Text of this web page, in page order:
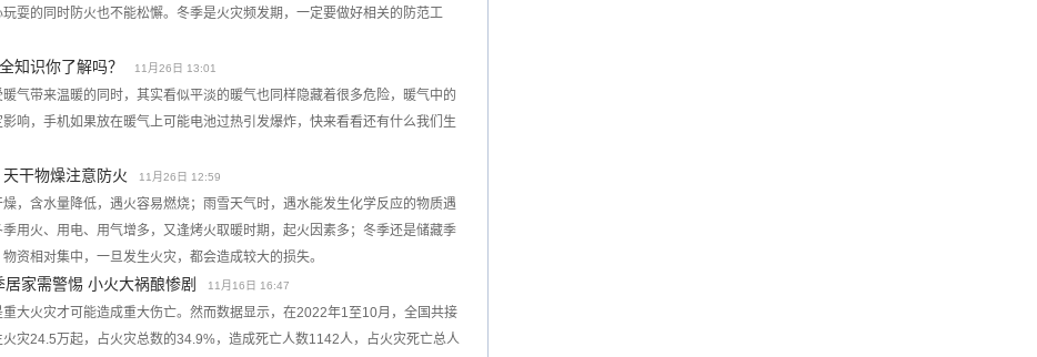
耍的同时防火也不能松懈。冬季是火灾频发期，一定要做好相关的防范工
知识你了解吗？ 11月26日 13:01
气带来温暖的同时，其实看似平淡的暖气也同样隐藏着很多危险，暖气中的
响，手机如果放在暖气上可能电池过热引发爆炸，快来看看还有什么我们生
干物燥注意防火 11月26日 12:59
，含水量降低，遇火容易燃烧；雨雪天气时，遇水能发生化学反应的物质遇
用火、用电、用气增多，又逢烤火取暖时期，起火因素多；冬季还是储藏季
资相对集中，一旦发生火灾，都会造成较大的损失。
家需警惕 小火大祸酿惨剧 11月16日 16:47
大火灾才可能造成重大伤亡。然而数据显示，在2022年1至10月，全国共接
灾24.5万起，占火灾总数的34.9%，造成死亡人数1142人，占火灾死亡总人